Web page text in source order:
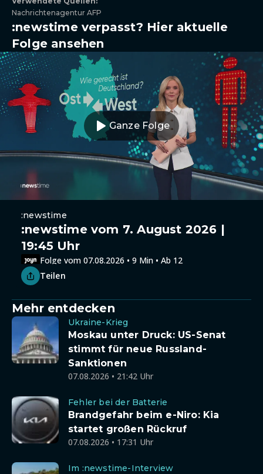
Nachrichtenagentur AFP
:newstime verpasst? Hier aktuelle
Folge ansehen
Ganze Folge
:newstime
:newstime vom 7. August 2026 |
19:45 Uhr
Folge vom 07.08.2026 • 9 Min • Ab 12
Teilen
Mehr entdecken
Ukraine-Krieg
Moskau unter Druck: US-Senat
stimmt für neue Russland-
Sanktionen
07.08.2026 • 21:42 Uhr
Fehler bei der Batterie
Brandgefahr beim e-Niro: Kia
startet großen Rückruf
07.08.2026 • 17:31 Uhr
Im :newstime-Interview